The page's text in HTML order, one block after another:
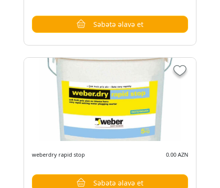
Səbətə əlavə et
weberdry rapid stop 0.00 AZN
Səbətə əlavə et